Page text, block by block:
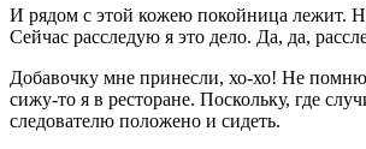
И рядом с этой кожею покойница лежит.
Сейчас расследую я это дело. Да, да,
Добавочку мне принесли, хо-хо! Не
сижу-то я в ресторане. Поскольку, где
следователю положено и сидеть.